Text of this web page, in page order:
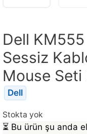
Dell
Sessiz
Mouse
Dell
Stokta yok
⏳ Bu ürün şu anda